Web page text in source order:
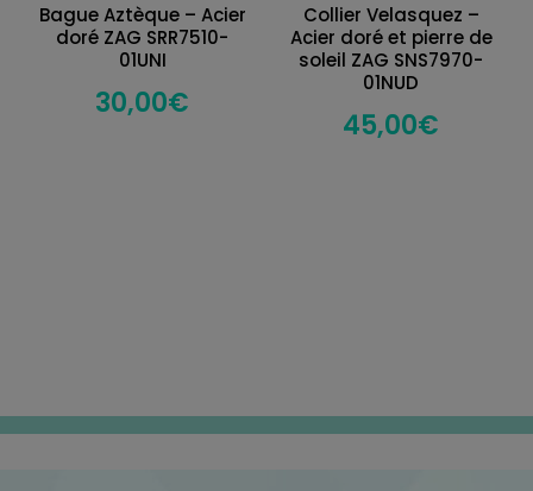
Bague Aztèque – Acier
doré ZAG SRR7510-
01UNI
30,00€
Collier Velasquez –
Acier doré et pierre de
soleil ZAG SNS7970-
01NUD
45,00€